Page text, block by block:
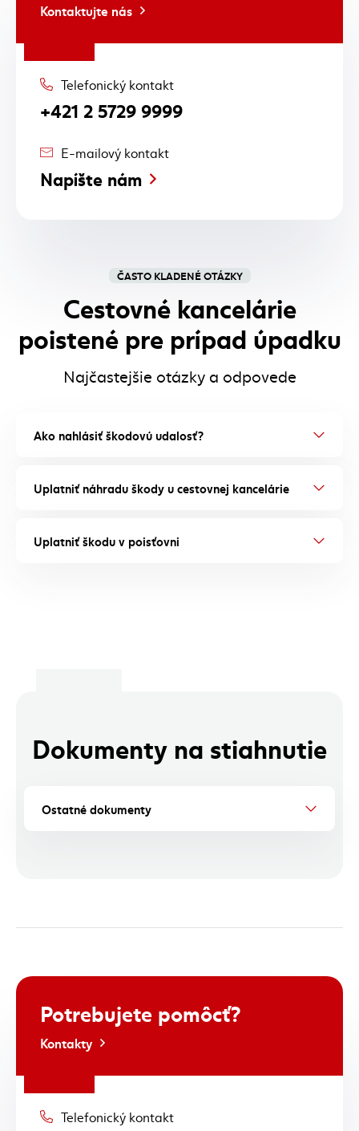
Kontaktujte nás
Telefonický kontakt
+421 2 5729 9999
E-mailový kontakt
Napíšte nám
ČASTO KLADENÉ OTÁZKY
Cestovné kancelárie
poistené pre prípad úpadku
Najčastejšie otázky a odpovede
Ako nahlásiť škodovú udalosť?
Uplatniť náhradu škody u cestovnej kancelárie
Uplatniť škodu v poisťovni
Dokumenty na stiahnutie
Ostatné dokumenty
Potrebujete pomôcť?
Kontakty
Telefonický kontakt